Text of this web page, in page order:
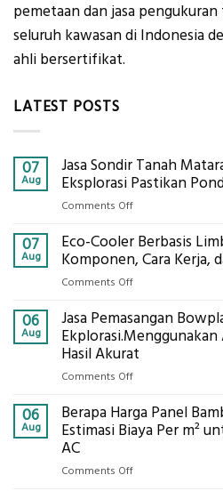
pemetaan dan jasa
seluruh kawasan di Indonesia
ahli bersertifikat.
LATEST POSTS
07
Aug
Jasa Sondir Tanah
Eksplorasi Pastikan
Comments Offon
Sondir
Tanah
Eksplorasi
Pastikan
Pondasi
Kokoh
07
Aug
Eco-Cooler Berbasis
Komponen, Cara Kerja,
Comments Offon
Cooler
Berbasis
Limbah
Cara
Kerja,
Manfaatnya
06
Aug
Jasa Pemasangan
Hasil Akurat
Comments Offon
Pemasangan
Bowplank
06
Aug
Berapa Harga Panel
Estimasi Biaya Per m²
AC
Comments Offon